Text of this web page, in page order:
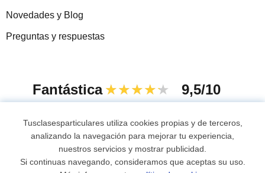
Novedades y Blog
Preguntas y respuestas
Fantástica ★★★★★ 9,5/10
© 2007 - 2026 Tus clases particulares
Tusclasesparticulares utiliza cookies propias y de terceros,
analizando la navegación para mejorar tu experiencia,
nuestros servicios y mostrar publicidad.
Si continuas navegando, consideramos que aceptas su uso.